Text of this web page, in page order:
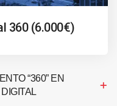
360 (6.000€)
“360” EN